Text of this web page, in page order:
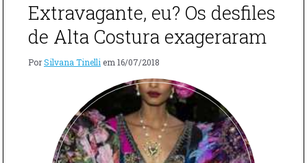
Extravagante, eu? Os desfiles
de Alta Costura exageraram
PorSilvana Tinelli em 16/07/2018